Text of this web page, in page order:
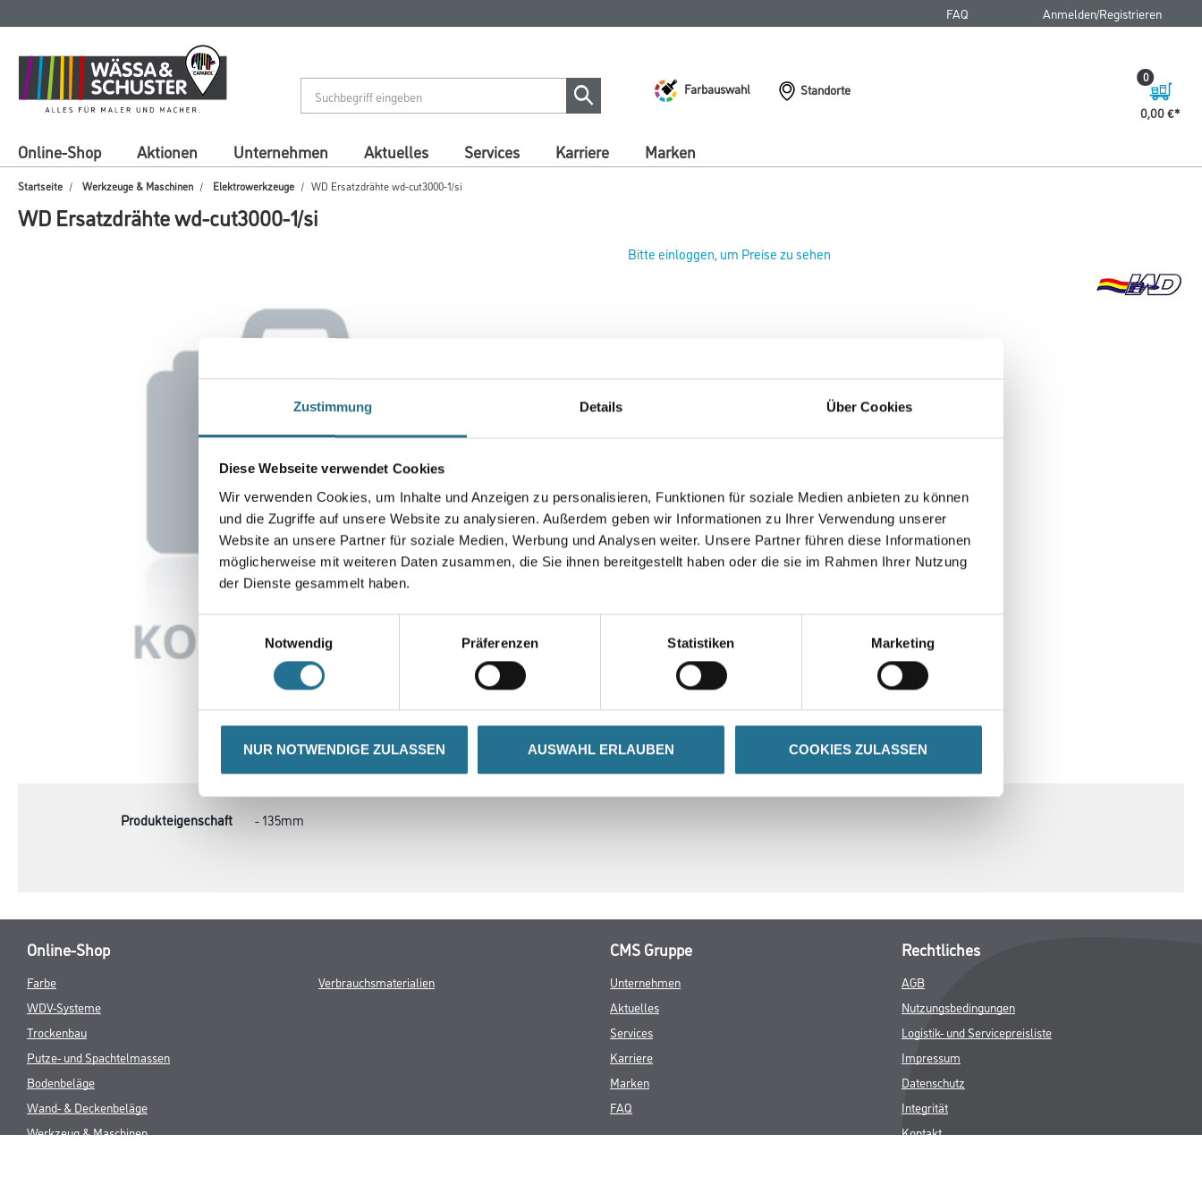
Zustimmung Details Über Cookies
Diese Webseite verwendet Cookies
Wir verwenden Cookies, um Inhalte und Anzeigen zu personalisieren, Funktionen für soziale Medien anbieten zu können
und die Zugriffe auf unsere Website zu analysieren. Außerdem geben wir Informationen zu Ihrer Verwendung unserer
Website an unsere Partner für soziale Medien, Werbung und Analysen weiter. Unsere Partner führen diese Informationen
möglicherweise mit weiteren Daten zusammen, die Sie ihnen bereitgestellt haben oder die sie im Rahmen Ihrer Nutzung
der Dienste gesammelt haben.
Notwendig
Präferenzen Statistiken Marketing
NUR NOTWENDIGE ZULASSEN AUSWAHL ERLAUBEN COOKIES ZULASSEN
springen
springen
FAQ Anmelden/Registrieren
Farbauswahl
Standorte
0,00 €
0
Online-Shop Aktionen Unternehmen Aktuelles Services Karriere Marken
Startseite Werkzeuge & Maschinen Elektrowerkzeuge WD Ersatzdrähte wd-cut3000-1/si
WD Ersatzdrähte wd-cut3000-1/si
Bitte einloggen, um Preise zu sehen
Art-Nr.:4086-011905
Umrechnungsfaktoren
CURRENT
TAB:
PRODUKTEIGENSCHAFTEN ZUSATZINFOS GEFAHRENHINWEISE SPEZIFIKATIONEN
Produkteigenschaft - 135mm
Online-Shop
Farbe
WDV-Systeme
Trockenbau
Putze- und Spachtelmassen
Bodenbeläge
Wand- & Deckenbeläge
Werkzeug & Maschinen
Verbrauchsmaterialien
CMS Gruppe
Unternehmen
Aktuelles
Services
Karriere
Marken
FAQ
Rechtliches
AGB
Nutzungsbedingungen
Logistik- und Servicepreisliste
Impressum
Datenschutz
Integrität
Kontakt